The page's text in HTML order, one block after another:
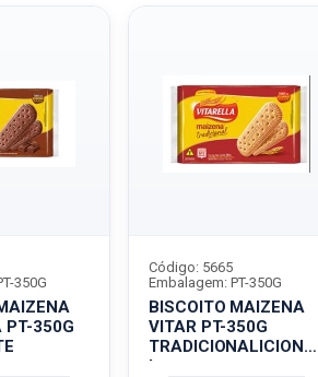
PT-350G
350G
BISCOITO MAIZENA
VITAR PT-350G
TRADICIONALICIONA
L
Código: 5665
Embalagem: PT-350G